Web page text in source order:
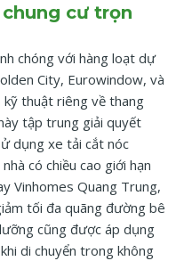
cư trọn
chóng với hàng loạt dự
City, Eurowindow, và
kỹ thuật riêng về thang
tập trung giải quyết
dụng xe tải cắt nóc
có chiều cao giới hạn
Vinhomes Quang Trung,
tối đa quãng đường bê
cũng được áp dụng
di chuyển trong không